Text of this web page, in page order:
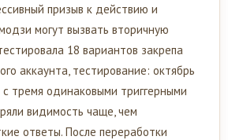
призыв к действию и
могут вызвать вторичную
18 вариантов закрепа
аккаунта, тестирование: октябрь
тремя одинаковыми триггерными
видимость чаще, чем
ответы. После переработки